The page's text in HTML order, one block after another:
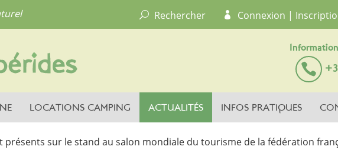
LOCATIONS CAMPING ACTUALITÉS INFOS PRATIQUES
Rechercher Connexion |
présents sur le stand au salon mondiale du tourisme de la fédération